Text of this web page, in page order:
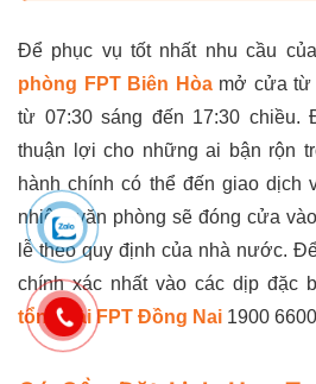
Để phục vụ tốt nhất nhu cầu
phòng FPT Biên Hòamở cửa từ
từ 07:30 sáng đến 17:30 chiều.
thuận lợi cho những ai bận rộn
hành chính có thể đến giao dịch
nhiên, văn phòng sẽ đóng cửa
lễ theo quy định của nhà nước.
chính xác nhất vào các dịp đặc
tổng đài FPT Đồng Nai 1900